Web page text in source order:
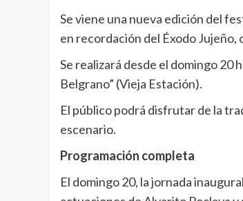
Se viene una nueva edición del
en recordación del Éxodo Jujeño,
Se realizará desde el domingo 20
Belgrano” (Vieja Estación).
El público podrá disfrutar de la
escenario.
Programación completa
El domingo 20, la jornada